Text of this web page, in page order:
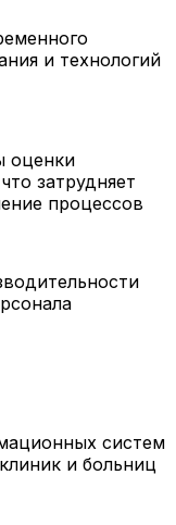
и технологий
оценки
затрудняет
процессов
систем
и больниц